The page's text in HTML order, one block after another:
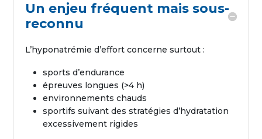
Un enjeu fréquent mais sous-
reconnu
L’hyponatrémie d’effort concerne surtout :
sports d’endurance
épreuves longues (>4 h)
environnements chauds
sportifs suivant des stratégies d’hydratation
excessivement rigides